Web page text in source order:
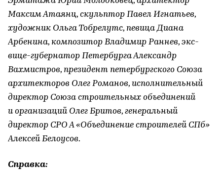
Максим Атаянц, скульптор Павел Игнатьев,
художник Ольга Тобрелутс, певица Диана
Арбенина, композитор Владимир Раннев, экс-
вице-губернатор Петербурга Александр
Вахмистров, президент петербургского Союза
архитекторов Олег Романов, исполнительный
директор Союза строительных объединений
и организаций Олег Бритов, генеральный
директор СРО А «Объединение строителей СПб»
Алексей Белоусов.
Справка: